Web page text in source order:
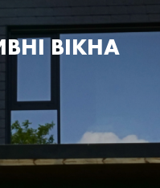
ВІКНА